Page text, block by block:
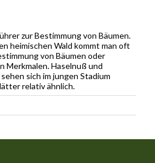
zur Bestimmung von Bäumen.
heimischen Wald kommt man oft
von Bäumen oder
Merkmalen. Haselnuß und
sich im jungen Stadium
relativ ähnlich.